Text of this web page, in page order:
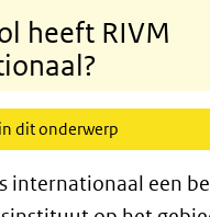
heeft RIVM
dit onderwerp
internationaal een